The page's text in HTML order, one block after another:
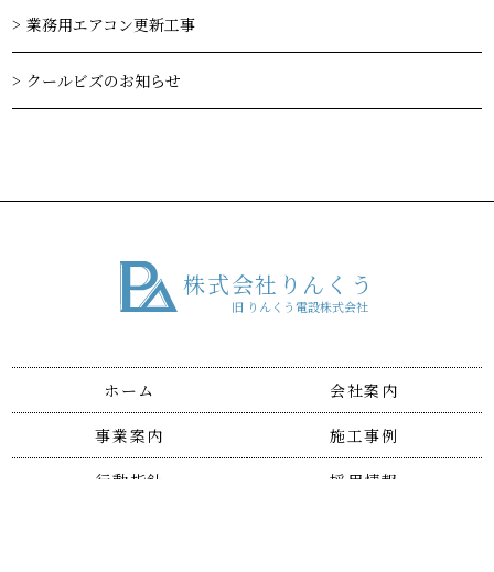
業務用エアコン更新工事
クールビズのお知らせ
株式会社りんくう
旧 りんくう電設株式会社
ホーム 会社案内
事業案内 施工事例
行動指針 採用情報